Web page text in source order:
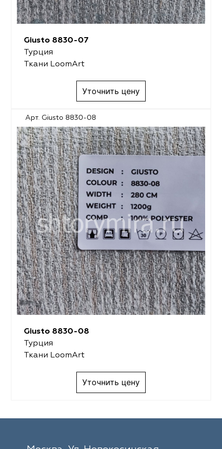
Giusto 8830-07
Турция
Ткани LoomArt
Уточнить цену
Арт. Giusto 8830-08
Giusto 8830-08
Турция
Ткани LoomArt
Уточнить цену